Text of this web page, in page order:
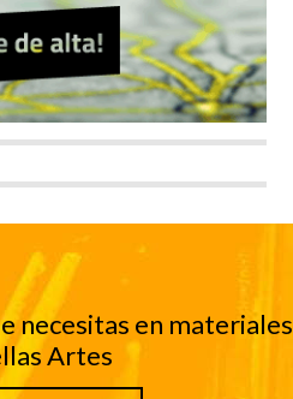
necesitas en materiales
Artes